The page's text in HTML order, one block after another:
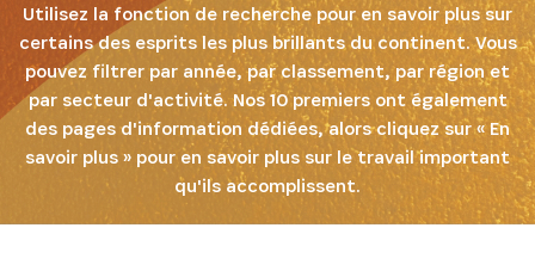
Utilisez la fonction de recherche pour en savoir plus sur
certains des esprits les plus brillants du continent. Vous
pouvez filtrer par année, par classement, par région et
par secteur d'activité. Nos 10 premiers ont également
des pages d'information dédiées, alors cliquez sur « En
savoir plus » pour en savoir plus sur le travail important
qu'ils accomplissent.